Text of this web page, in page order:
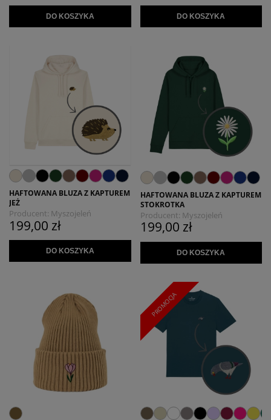
DO KOSZYKA DO KOSZYKA
HAFTOWANA BLUZA Z KAPTUREM
JEŻ
Producent: Myszojeleń
199,00 zł
DO KOSZYKA
HAFTOWANA BLUZA Z KAPTUREM
STOKROTKA
Producent: Myszojeleń
199,00 zł
DO KOSZYKA
PROMOCJA